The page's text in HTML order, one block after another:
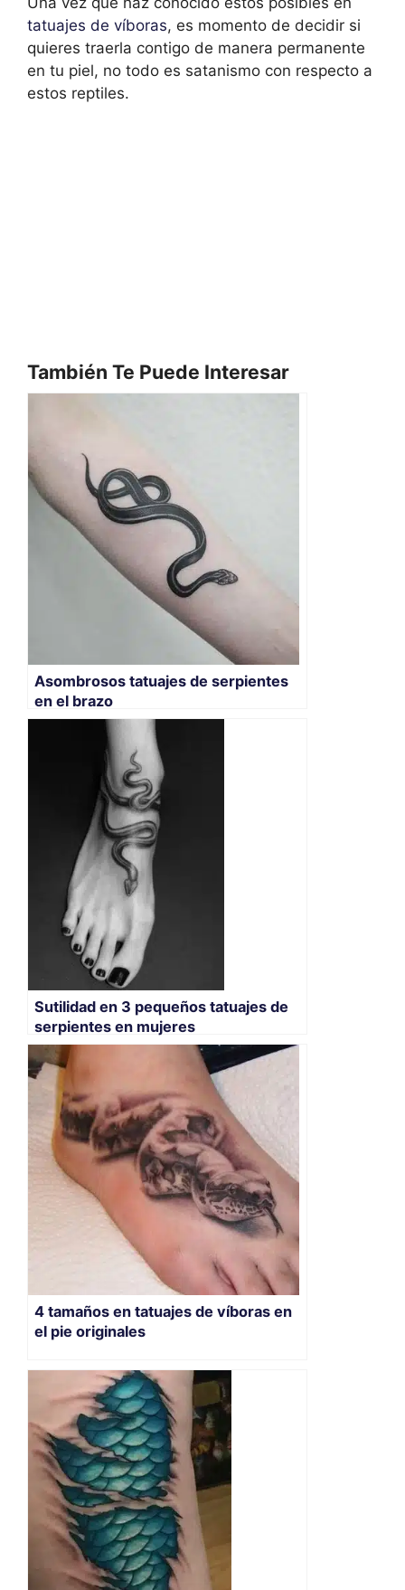
tatuajes de víboras, es momento de decidir si
quieres traerla contigo de manera permanente
en tu piel, no todo es satanismo con respecto a
estos reptiles.
También Te Puede Interesar
Asombrosos tatuajes de serpientes
en el brazo
Sutilidad en 3 pequeños tatuajes de
serpientes en mujeres
4 tamaños en tatuajes de víboras en
el pie originales